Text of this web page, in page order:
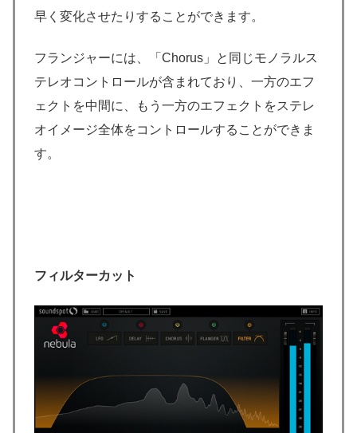
早く変化させたりすることができます。
フランジャーには、「Chorus」と同じモノラルス
テレオコントロールが含まれており、一方のエフ
ェクトを中間に、もう一方のエフェクトをステレ
オイメージ全体をコントロールすることができま
す。
フィルターカット